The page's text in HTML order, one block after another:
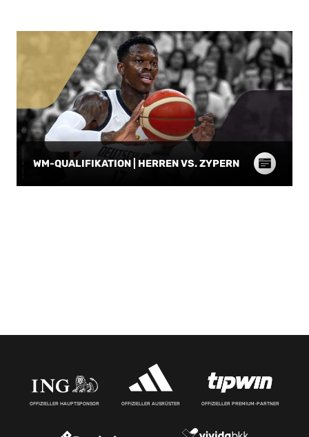
WM-QUALIFIKATION | HERREN VS. ZYPERN
OFFIZIELLER HAUPTSPONSOR OFFIZIELLER AUSRÜSTER OFFIZIELLER PREMIUM-PARTNER